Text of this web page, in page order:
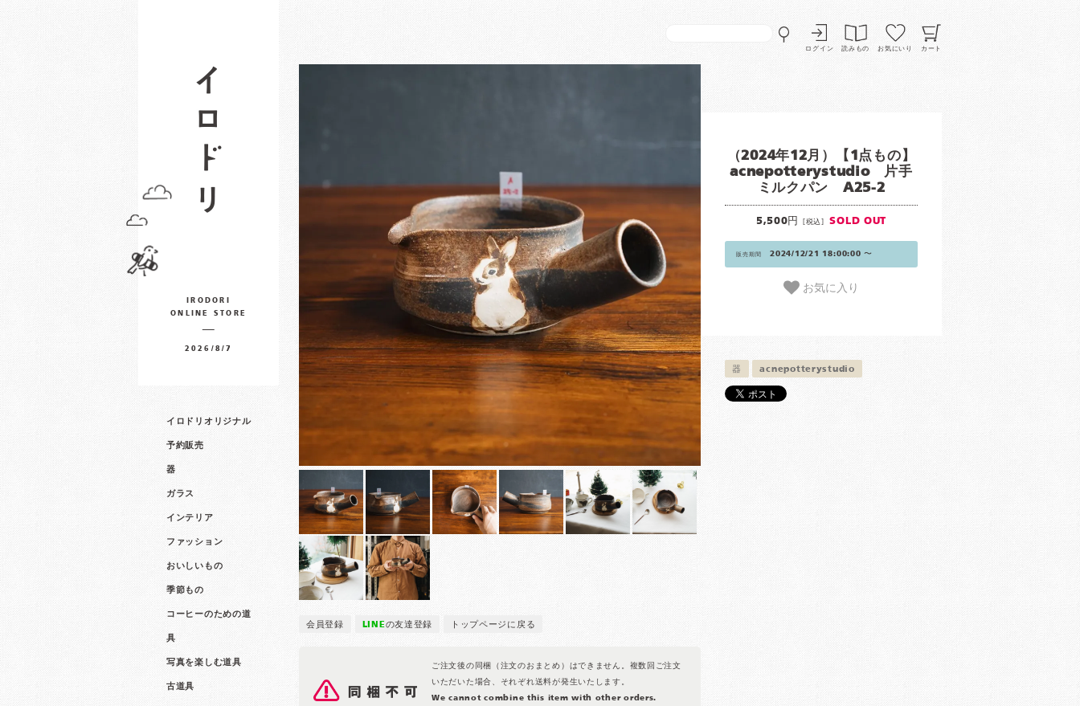
ログイン 読みもの お気にいり カート
IRODORI
ONLINE STORE
2026/8/7
イロドリオリジナル
予約販売
器
ガラス
インテリア
ファッション
おいしいもの
季節もの
コーヒーのための道
具
写真を楽しむ道具
古道具
会員登録 LINEの友達登録 トップページに戻る
ご注文後の同梱（注文のおまとめ）はできません。複数回ご注文
いただいた場合、それぞれ送料が発生いたします。
We cannot combine this item with other orders.
（2024年12月）【1点もの】
acnepotterystudio 片手
ミルクパン A25-2
5,500円 [税込] SOLD OUT
販売期間 2024/12/21 18:00:00 〜
お気に入り
器 acnepotterystudio